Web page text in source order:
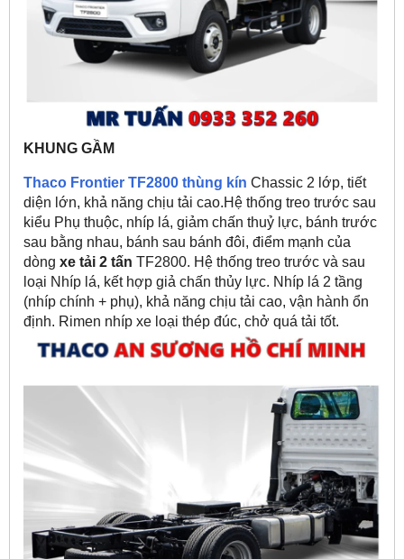
KHUNG GẦM
Thaco Frontier TF2800 thùng kín Chassic 2 lớp, tiết
diện lớn, khả năng chịu tải cao.Hệ thống treo trước sau
kiểu Phụ thuộc, nhíp lá, giảm chấn thuỷ lực, bánh trước
sau bằng nhau, bánh sau bánh đôi, điểm mạnh của
dòng xe tải 2 tấn TF2800. Hệ thống treo trước và sau
loại Nhíp lá, kết hợp giả chấn thủy lực. Nhíp lá 2 tầng
(nhíp chính + phụ), khả năng chịu tải cao, vận hành ổn
định. Rimen nhíp xe loại thép đúc, chở quá tải tốt.